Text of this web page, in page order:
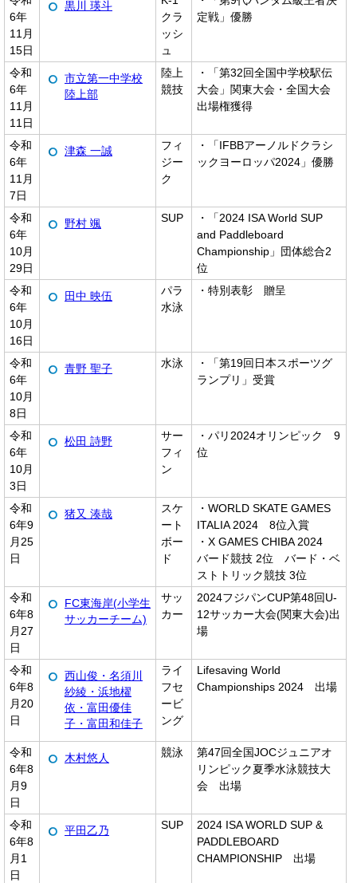
6年
11月
15日
黒川 瑛斗
クラ
ッシ
ュ
定戦」優勝
令和
6年
11月
11日
市立第一中学校
陸上部
陸上
競技
・「第32回全国中学校駅伝
大会」関東大会・全国大会
出場権獲得
令和
6年
11月
7日
津森 一誠
フィ
ジー
ク
・「IFBBアーノルドクラシ
ックヨーロッパ2024」優勝
令和
6年
10月
29日
野村 颯 SUP
・「2024 ISA World SUP
and Paddleboard
Championship」団体総合2
位
令和
6年
10月
16日
田中 映伍
パラ
水泳
・特別表彰 贈呈
令和
6年
10月
8日
青野 聖子 水泳
・「第19回日本スポーツグ
ランプリ」受賞
令和
6年
10月
3日
松田 詩野
サー
フィ
ン
・パリ2024オリンピック 9
位
令和
6年9
月25
日
猪又 湊哉
スケ
ート
ボー
ド
・WORLD SKATE GAMES
ITALIA 2024 8位入賞
・X GAMES CHIBA 2024
バード競技 2位 バード・ベ
ストトリック競技 3位
令和
6年8
月27
日
FC東海岸(小学生
サッカーチーム)
サッ
カー
2024フジパンCUP第48回U-
12サッカー大会(関東大会)出
場
令和
6年8
月20
日
西山俊・名須川
紗綾・浜地櫂
依・富田優佳
子・富田和佳子
ライ
フセ
ービ
ング
Lifesaving World
Championships 2024 出場
令和
6年8
月9
日
木村悠人 競泳
第47回全国JOCジュニアオ
リンピック夏季水泳競技大
会 出場
令和
6年8
月1
日
平田乙乃 SUP
2024 ISA WORLD SUP &
PADDLEBOARD
CHAMPIONSHIP 出場